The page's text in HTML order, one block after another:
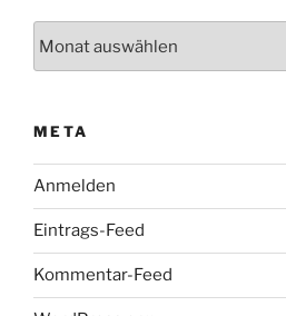
META
Anmelden
Eintrags-Feed
Kommentar-Feed